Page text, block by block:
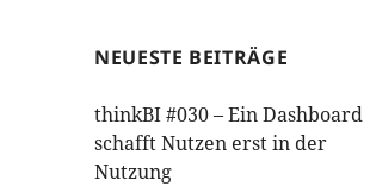
NEUESTE BEITRÄGE
thinkBI #030 – Ein Dashboard
schafft Nutzen erst in der
Nutzung